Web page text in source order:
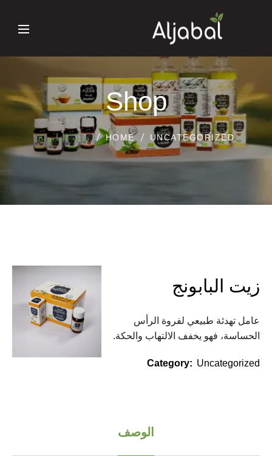
Shop
HOME UNCATEGORIZED زيت البابونج
زيت البابونج
عامل تهدئة طبيعي لفروة الرأس
الحساسة، فهو يخفف الالتهاب والحكة.
Category: Uncategorized
الوصف